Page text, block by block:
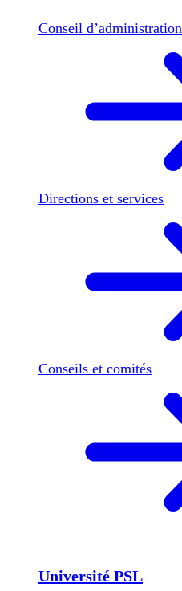
Conseil d’administration
Directions et services
Conseils et comités
Université PSL